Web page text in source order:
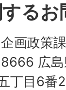
る
画政策課
広島
丁目6番